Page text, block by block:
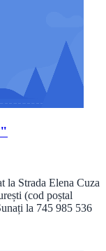
la Strada Elena Cuza
(cod poștal
la 745 985 536